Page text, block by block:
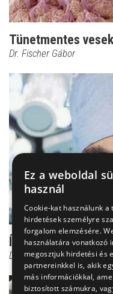
Tünetmentes
Dr. Fischer Gábor
Így zúzzák szét a
Dr. Fischer Gábor
Ez a weboldal
használ
Cookie-kat használunk a
hirdetések személyre
forgalom elemzésére.
használatára vonatkozó
megosztjuk hirdetési és
partnereinkkel is, akik
más információkkal,
biztosított számukra,